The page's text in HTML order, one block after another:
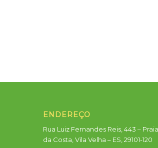
ENDEREÇO
Rua Luiz Fernandes Reis, 443 – Praia
da Costa, Vila Velha – ES, 29101-120